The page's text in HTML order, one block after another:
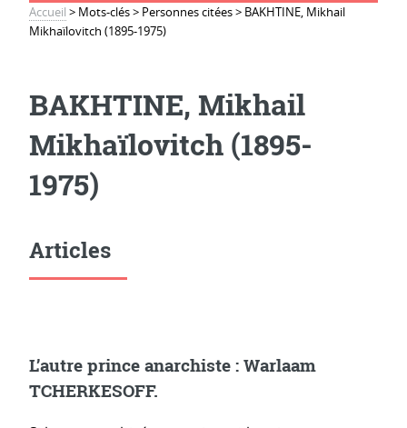
Accueil > Mots-clés> Personnes citées> BAKHTINE, Mikhail
Mikhaïlovitch (1895-1975)
BAKHTINE, Mikhail
Mikhaïlovitch (1895-
1975)
Articles
L’autre prince anarchiste : Warlaam
TCHERKESOFF.